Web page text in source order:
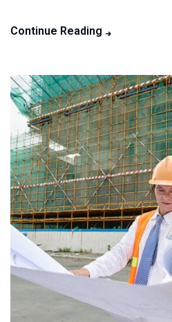
Continue Reading